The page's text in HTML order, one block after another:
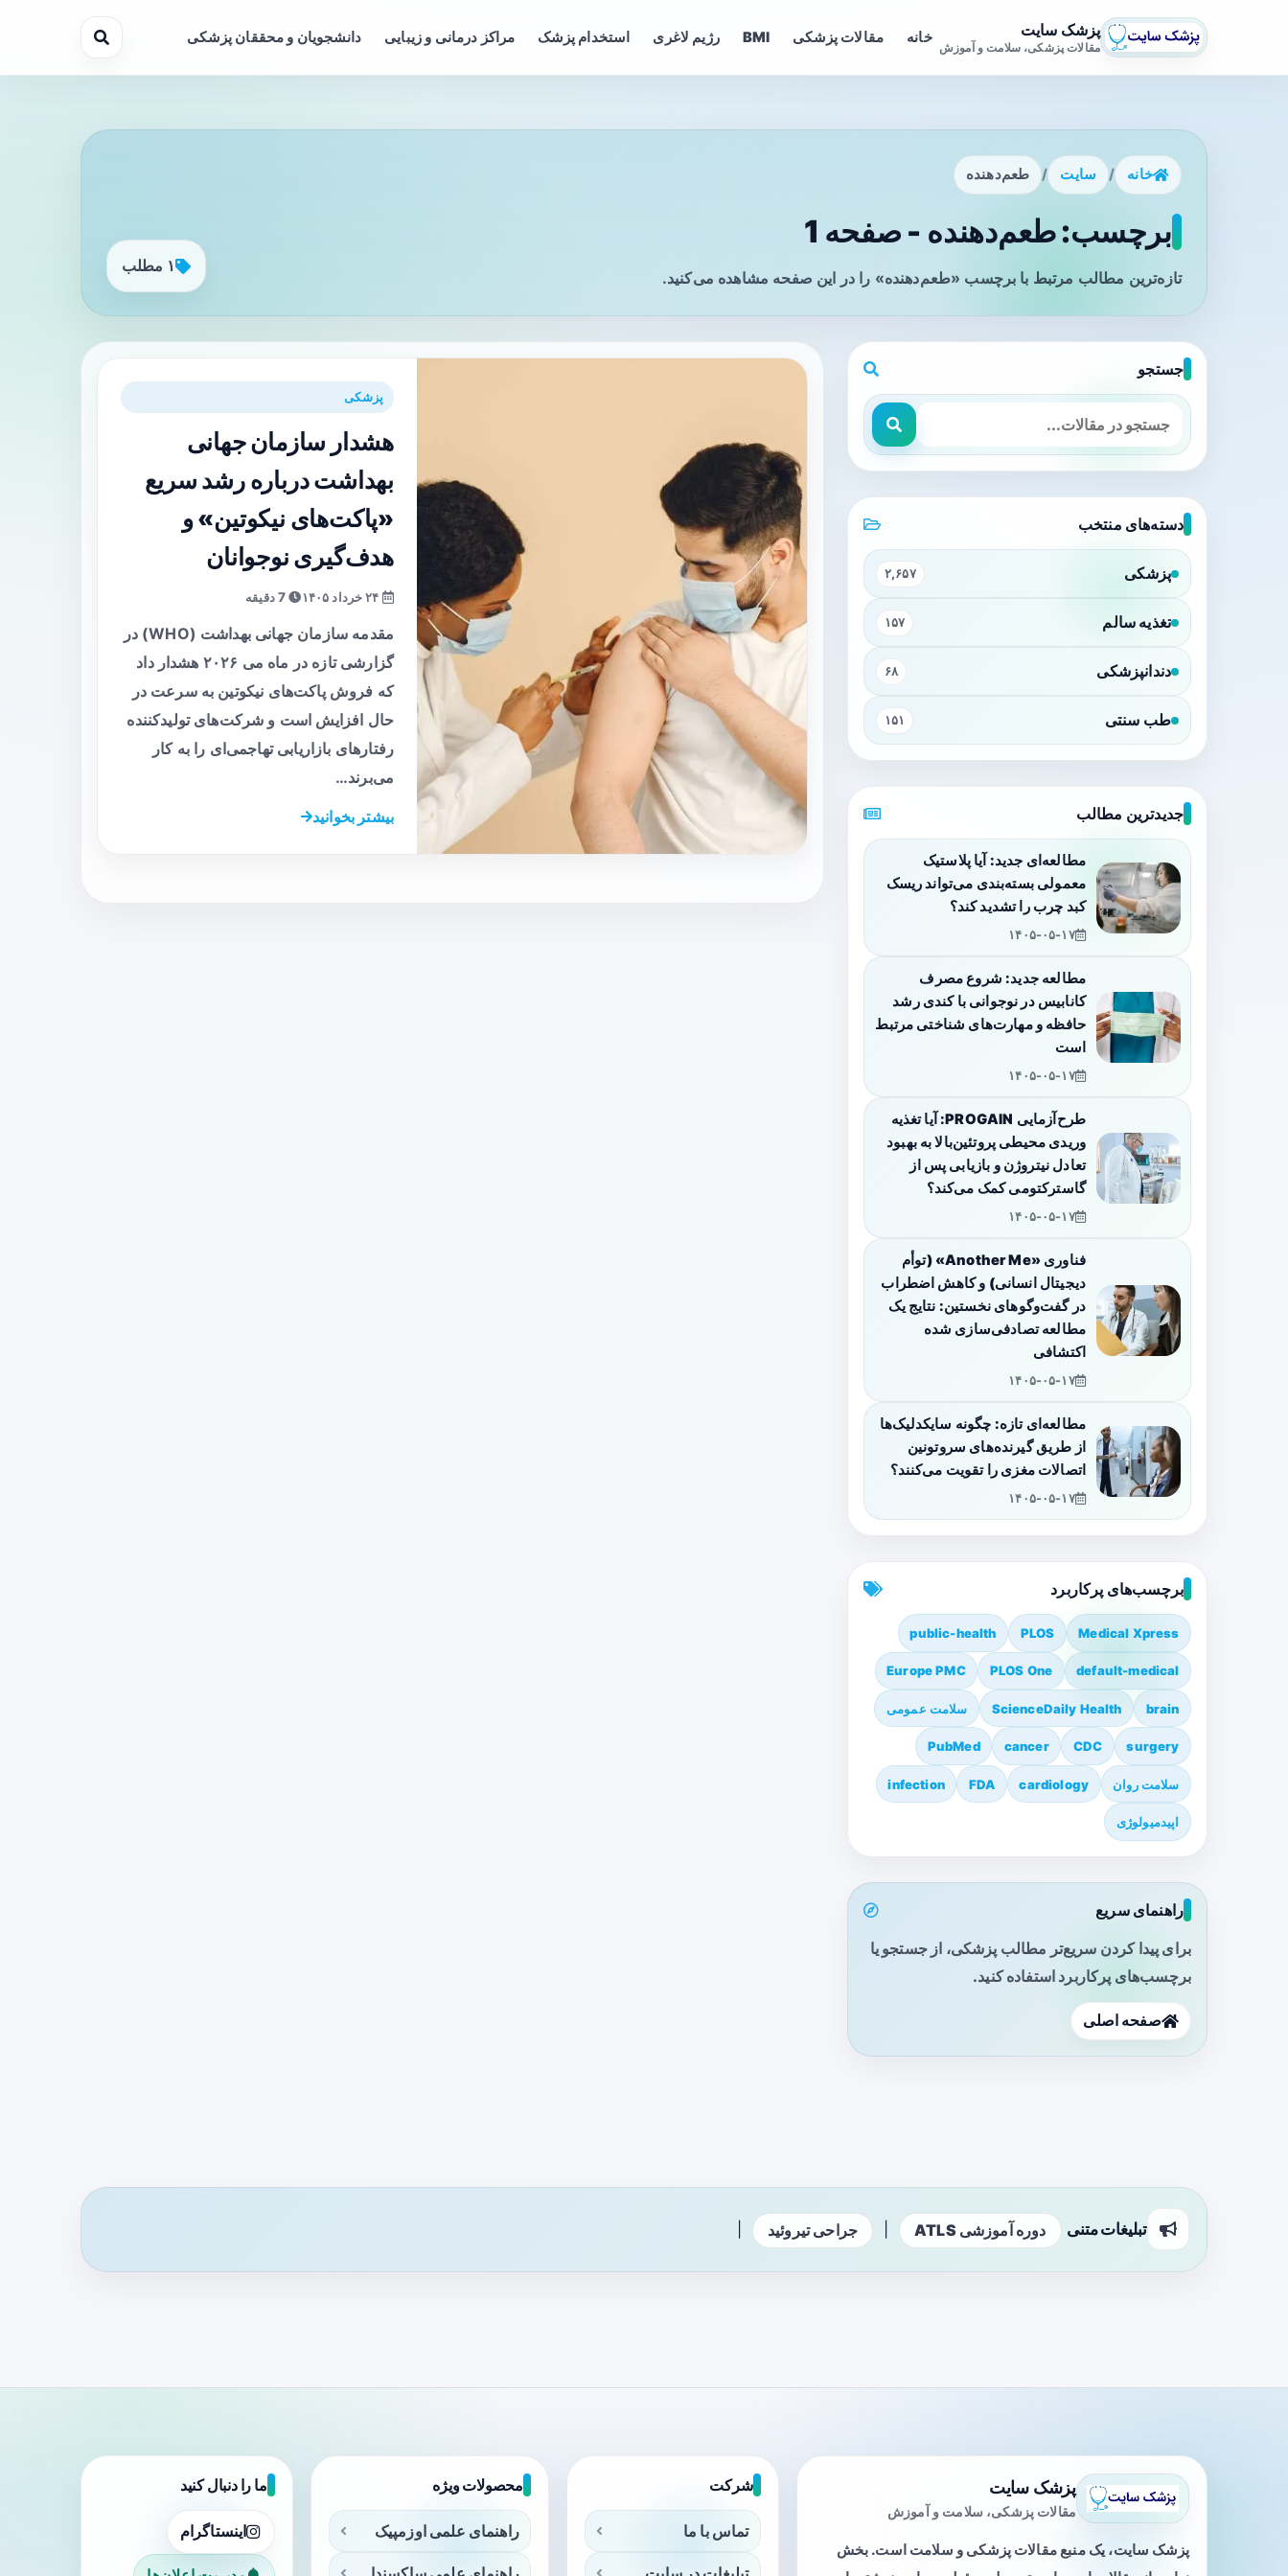
پزشک سایت
مقالات پزشکی، سلامت و آموزش
خانه مقالات پزشکی BMI رژیم لاغری استخدام پزشک مراکز درمانی و زیبایی دانشجویان و محققان پزشکی
خانه / سایت / طعم‌دهنده
برچسب: طعم‌دهنده - صفحه 1
تازه‌ترین مطالب مرتبط با برچسب «طعم‌دهنده» را در این صفحه مشاهده می‌کنید.
۱ مطلب
پزشکی
هشدار سازمان جهانی
بهداشت درباره رشد سریع
«پاکت‌های نیکوتین» و
هدف‌گیری نوجوانان
7 دقیقه
مقدمه سازمان جهانی بهداشت (WHO) در
گزارشی تازه در ماه می ۲۰۲۶ هشدار داد
که فروش پاکت‌های نیکوتین به سرعت در
حال افزایش است و شرکت‌های تولیدکننده
رفتارهای بازاریابی تهاجمی‌ای را به کار
می‌برند…
بیشتر بخوانید
جستجو
دسته‌های منتخب
پزشکی ۲,۶۵۷
تغذیه سالم ۱۵۷
دندانپزشکی ۶۸
طب سنتی ۱۵۱
جدیدترین مطالب
مطالعه‌ای جدید: آیا پلاستیک
معمولی بسته‌بندی می‌تواند ریسک
کبد چرب را تشدید کند؟
۱۴۰۵-۰۵-۱۷
مطالعه جدید: شروع مصرف
کانابیس در نوجوانی با کندی رشد
حافظه و مهارت‌های شناختی مرتبط
است
۱۴۰۵-۰۵-۱۷
طرح‌آزمایی PROGAIN: آیا تغذیه
وریدی محیطی پروتئین‌بالا به بهبود
تعادل نیتروژن و بازیابی پس از
گاسترکتومی کمک می‌کند؟
۱۴۰۵-۰۵-۱۷
فناوری «Another Me» (توأم
دیجیتال انسانی) و کاهش اضطراب
در گفت‌وگوهای نخستین: نتایج یک
مطالعه تصادفی‌سازی شده
اکتشافی
۱۴۰۵-۰۵-۱۷
مطالعه‌ای تازه: چگونه سایکدلیک‌ها
از طریق گیرنده‌های سروتونین
اتصالات مغزی را تقویت می‌کنند؟
۱۴۰۵-۰۵-۱۷
برچسب‌های پرکاربرد
Medical Xpress
PLOS
public-health
default-medical
PLOS One
Europe PMC
brain
ScienceDaily Health سلامت عمومی
surgery
CDC
cancer
PubMed
سلامت روان cardiology
FDA
infection
اپیدمیولوژی
راهنمای سریع
برای پیدا کردن سریع‌تر مطالب پزشکی، از جستجو یا
برچسب‌های پرکاربرد استفاده کنید.
صفحه اصلی
تبلیغات متنی دوره آموزشی ATLS جراحی تیروئید
پزشک سایت
مقالات پزشکی، سلامت و آموزش
پزشک سایت، یک منبع مقالات پزشکی و سلامت است. بخش
شرکت
تماس با ما
محصولات ویژه
راهنمای علمی اوزمپیک
ما را دنبال کنید
اینستاگرام